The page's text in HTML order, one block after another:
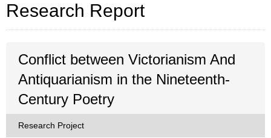
Research Report
Conflict between Victorianism And
Antiquarianism in the Nineteenth-
Century Poetry
Research Project